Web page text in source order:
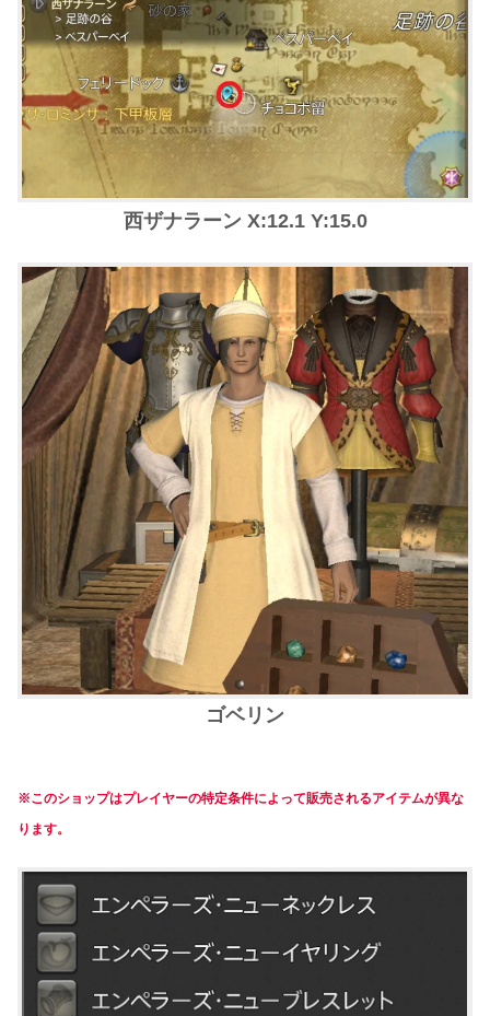
西ザナラーン X:12.1 Y:15.0
ゴベリン
※このショップはプレイヤーの特定条件によって販売されるアイテムが異な
ります。